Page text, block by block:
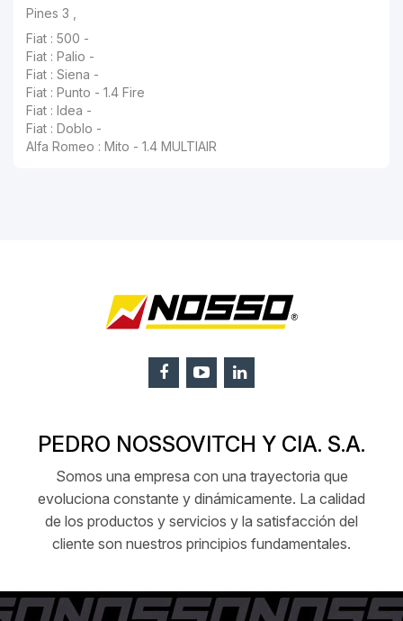
Pines 3 ,
Fiat : 500 -
Fiat : Palio -
Fiat : Siena -
Fiat : Punto - 1.4 Fire
Fiat : Idea -
Fiat : Doblo -
Alfa Romeo : Mito - 1.4 MULTIAIR
PEDRO NOSSOVITCH Y CIA. S.A.
Somos una empresa con una trayectoria que
evoluciona constante y dinámicamente. La calidad
de los productos y servicios y la satisfacción del
cliente son nuestros principios fundamentales.